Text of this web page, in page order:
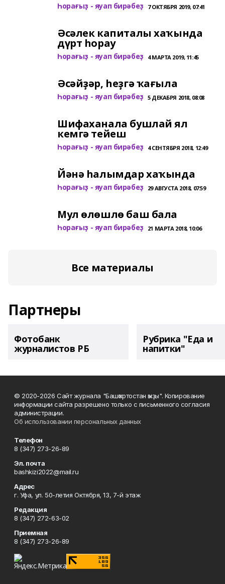
Һорағыҙ - яуап бирәбеҙ 7 ОКТЯБРЯ 2019, 07:41
Әсәлек капиталы хаҡында
дүрт һорау
Һорағыҙ - яуап бирәбеҙ 4 МАРТА 2019, 11:45
Әсәйҙәр, һеҙгә ҡағыла
Һорағыҙ - яуап бирәбеҙ 5 ДЕКАБРЯ 2018, 08:08
Шифаханала бушлай ял
кемгә тейеш
Һорағыҙ - яуап бирәбеҙ 4 СЕНТЯБРЯ 2018, 12:49
Йәнә һалымдар хаҡында
Һорағыҙ - яуап бирәбеҙ 29 АВГУСТА 2018, 07:59
Мул өлөшлө баш бала
Һорағыҙ - яуап бирәбеҙ 21 МАРТА 2018, 10:06
Все материалы
Партнеры
Фотобанк
журналистов РБ
Рубрика "Еда и
напитки"
© 2020-2026 Сайт журнала "Башҡортостан ҡыҙы". Копирование
информации сайта разрешено только с письменного согласия
администрации.
Об использовании персональных данных
Телефон
8 (347) 273-26-89
Эл. почта
bashkizi2022@mail.ru
Адрес
г. Уфа, ул. 50-летия Октября, 13, 7-й этаж
Редакция
8 (347) 272-63-02
Приемная
8 (347) 273-26-89